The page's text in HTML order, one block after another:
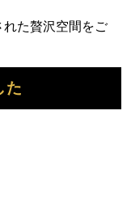
た贅沢空間をご
た